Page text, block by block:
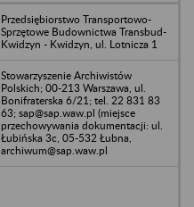
Przedsiębiorstwo Transportowo-
Sprzętowe Budownictwa Transbud-
Kwidzyn - Kwidzyn, ul. Lotnicza 1
Stowarzyszenie Archiwistów
Polskich; 00-213 Warszawa, ul.
Bonifraterska 6/21; tel. 22 831 83
63; sap@sap.waw.pl (miejsce
przechowywania dokumentacji: ul.
Łubińska 3c, 05-532 Łubna,
archiwum@sap.waw.pl